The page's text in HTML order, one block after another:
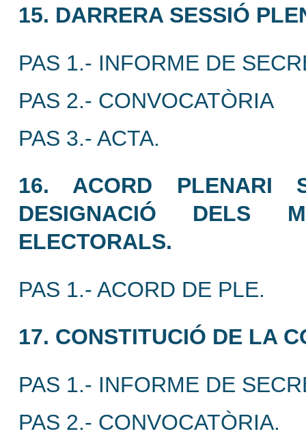
15. DARRERA SESSIÓ
PAS 1.- INFORME DE
PAS 2.- CONVOCATÒRIA
PAS 3.- ACTA.
16. ACORD PLENARI
DESIGNACIÓ DELS
ELECTORALS.
PAS 1.- ACORD DE PLE.
17. CONSTITUCIÓ DE LA
PAS 1.- INFORME DE
PAS 2.- CONVOCATÒRIA.